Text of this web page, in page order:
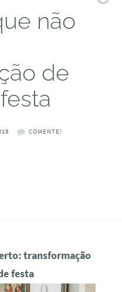
não
de
COMENTE!
transformação
festa